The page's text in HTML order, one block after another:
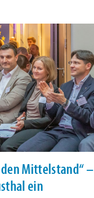
Mittelstand“
ein